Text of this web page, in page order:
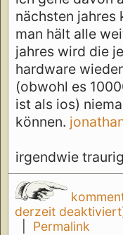
nächsten jahres
man hält alle
jahres wird die
hardware
(obwohl es
ist als ios)
können.
irgendwie traurig
derzeit
Permalink